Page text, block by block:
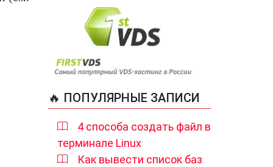
🔥 ПОПУЛЯРНЫЕ ЗАПИСИ
4 способа создать файл в
терминале Linux
Как вывести список баз